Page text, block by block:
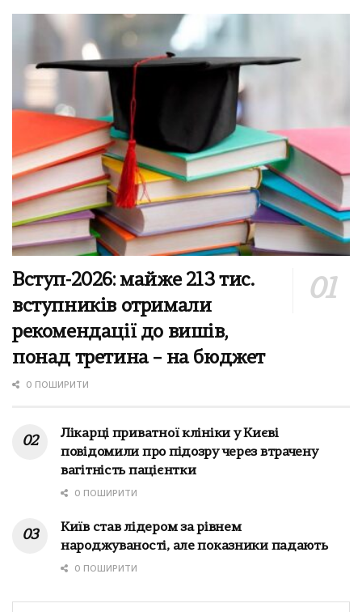
Вступ-2026: майже 213 тис.
вступників отримали
рекомендації до вишів,
понад третина – на бюджет
0 ПОШИРИТИ
Лікарці приватної клініки у Києві
повідомили про підозру через втрачену
вагітність пацієнтки
0 ПОШИРИТИ
Київ став лідером за рівнем
народжуваності, але показники падають
0 ПОШИРИТИ